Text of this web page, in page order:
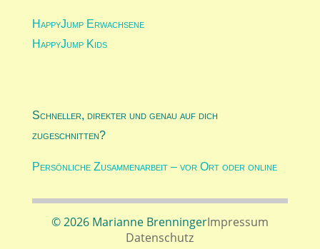
HappyJump Erwachsene
HappyJump Kids
Schneller, direkter und genau auf dich
zugeschnitten?
Persönliche Zusammenarbeit – vor Ort oder online
© 2026 Marianne BrenningerImpressum
Datenschutz